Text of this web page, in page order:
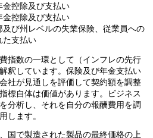
金控除及び支払い
金控除及び支払い
び州レベルの失業保険、従業員への
た支払い
指数の一環として（インフレの先行
釈しています。保険及び年金支払い
社が見通しを評価して契約額を調整
標自体は価値があります。ビジネス
分析し、それを自分の報酬費用を調
します。
国で製造された製品の最終価格の上